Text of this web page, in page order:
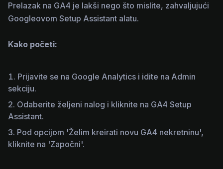
Prelazak na GA4 je lakši nego što mislite, zahvaljujući
Googleovom Setup Assistant alatu.
Kako početi:
Prijavite se na Google Analytics i idite na Admin
sekciju.
Odaberite željeni nalog i kliknite na GA4 Setup
Assistant.
Pod opcijom 'Želim kreirati novu GA4 nekretninu',
kliknite na 'Započni'.